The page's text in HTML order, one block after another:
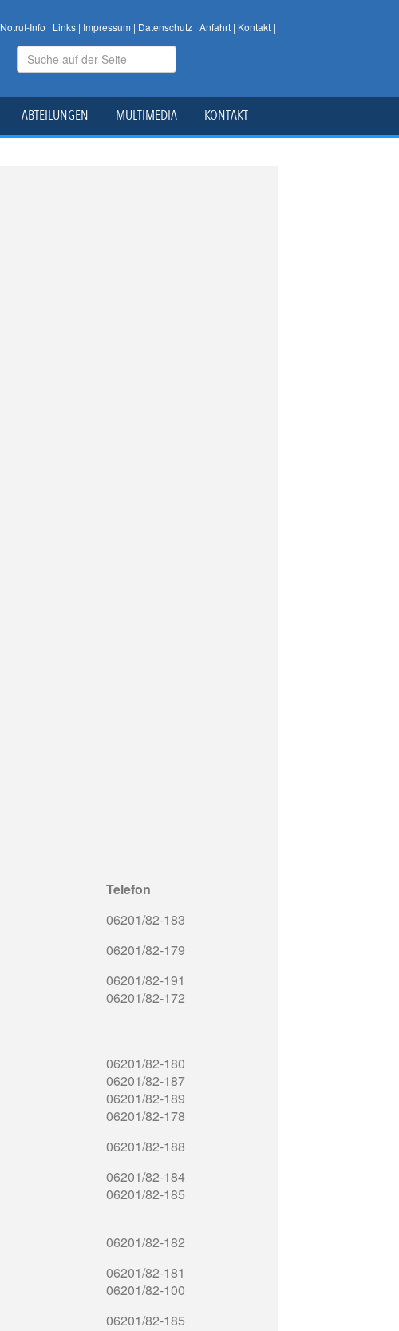
Notruf-Info | Links| Impressum | Datenschutz| Anfahrt| Kontakt|
ABTEILUNGEN MULTIMEDIA KONTAKT
Telefon
06201/82-183
06201/82-179
06201/82-191
06201/82-172
06201/82-180
06201/82-187
06201/82-189
06201/82-178
06201/82-188
06201/82-184
06201/82-185
06201/82-182
06201/82-181
06201/82-100
06201/82-185